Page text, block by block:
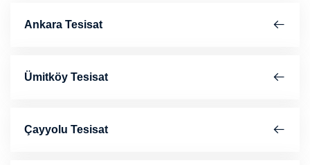
Ankara Tesisat
Ümitköy Tesisat
Çayyolu Tesisat